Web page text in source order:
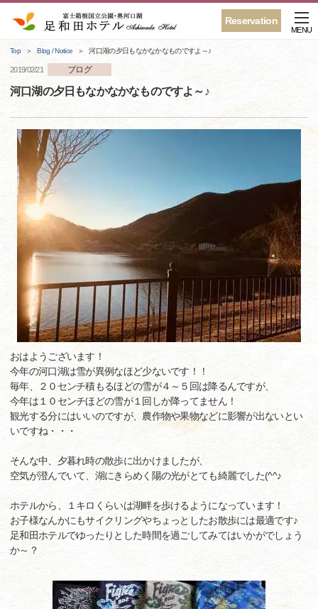
Reservation
MENU
Top Blog / Notice 河口湖の夕日もなかなかなものですよ～♪
2019/02/21 ブログ
河口湖の夕日もなかなかなものですよ～♪
おはようございます！
今年の河口湖は雪が異例なほど少ないです！！
毎年、２０センチ積もるほどの雪が４～５回は降るんですが、
今年は１０センチほどの雪が１回しか降ってません！
観光する分にはいいのですが、農作物や果物などに影響が出ないとい
いですね・・・
そんな中、夕暮れ時の散歩に出かけましたが、
空気が澄んでいて、湖にきらめく陽の光がとても綺麗でした(^^♪
ホテルから、１キロくらいは湖畔を歩けるようになっています！
お子様なんかにもサイクリングやちょっとしたお散歩には最適です♪
足和田ホテルでゆったりとした時間を過ごしてみてはいかがでしょう
か～？